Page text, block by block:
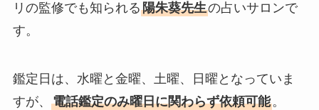
リの監修でも知られる陽朱葵先生の占いサロンで
す。
鑑定日は、水曜と金曜、土曜、日曜となっていま
すが、 電話鑑定のみ曜日に関わらず依頼可能。